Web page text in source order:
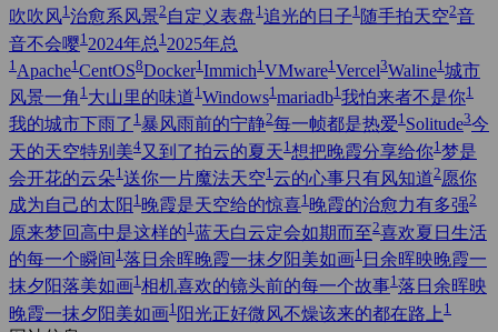
吹吹风1 治愈系风景2 自定义表盘1 追光的日子1 随手拍天空2音
音不会嘤1 2024年总 1 2025年总
1 Apache1 CentOS8Docker1 Immich1 VMware1 Vercel3Waline1 城市
风景一角 1 大山里的味道1 Windows1 mariadb1 我怕来者不是你1
我的城市下雨了 1暴风雨前的宁静2每一帧都是热爱1Solitude3今
天的天空特别美4又到了拍云的夏天1 想把晚霞分享给你1 梦是
会开花的云朵1 送你一片魔法天空1 云的心事只有风知道2愿你
成为自己的太阳 1晚霞是天空给的惊喜1晚霞的治愈力有多强2
原来梦回高中是这样的1 蓝天白云定会如期而至2喜欢夏日生活
的每一个瞬间 1 落日余晖晚霞一抹夕阳美如画1 日余晖映晚霞一
抹夕阳落美如画1相机喜欢的镜头前的每一个故事1落日余晖映
晚霞一抹夕阳美如画1 阳光正好微风不燥该来的都在路上 1